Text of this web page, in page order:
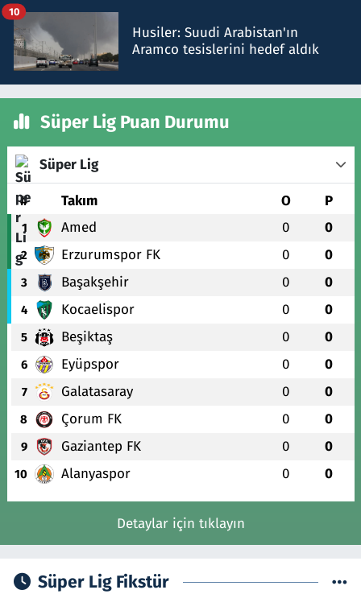
Husiler: Suudi Arabistan'ın
Aramco tesislerini hedef aldık
10
Süper Lig Puan Durumu
Süper Lig
# Takım O P
1 Amed 0 0
2 Erzurumspor FK 0 0
3 Başakşehir 0 0
4 Kocaelispor 0 0
5 Beşiktaş 0 0
6 Eyüpspor 0 0
7 Galatasaray 0 0
8 Çorum FK 0 0
9 Gaziantep FK 0 0
10 Alanyaspor 0 0
Detaylar için tıklayın
Süper Lig Fikstür